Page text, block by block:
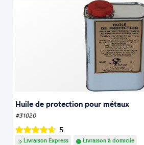
Huile de protection pour métaux
#31020
5
Livraison Express Livraison à domicile